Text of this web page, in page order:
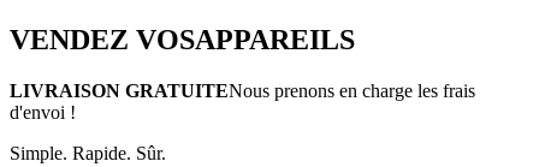
VENDEZ VOSAPPAREILS
LIVRAISON GRATUITENous prenons en charge les frais
d'envoi !
Simple. Rapide. Sûr.